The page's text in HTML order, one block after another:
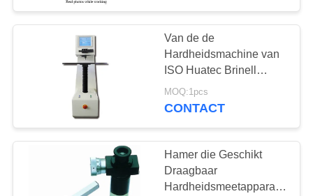
X-Ray pijpleiding
Crawlers
35
Van de de
Hardheidsmachine van
ISO Huatec Brinell
Controle van de de
Lijndruk de
MOQ:1pcs
CONTACT
Hamer die Geschikt
Draagbaar
Hardheidsmeetapparaat